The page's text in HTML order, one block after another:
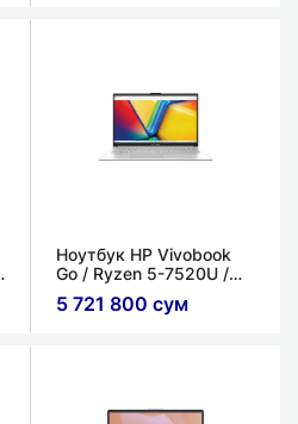
Ноутбук HP Vivobook
Go / Ryzen 5-7520U /
16ГБ / 512ГБ / 15.6''
FHD / AMD Radeon
5 721 800 сум